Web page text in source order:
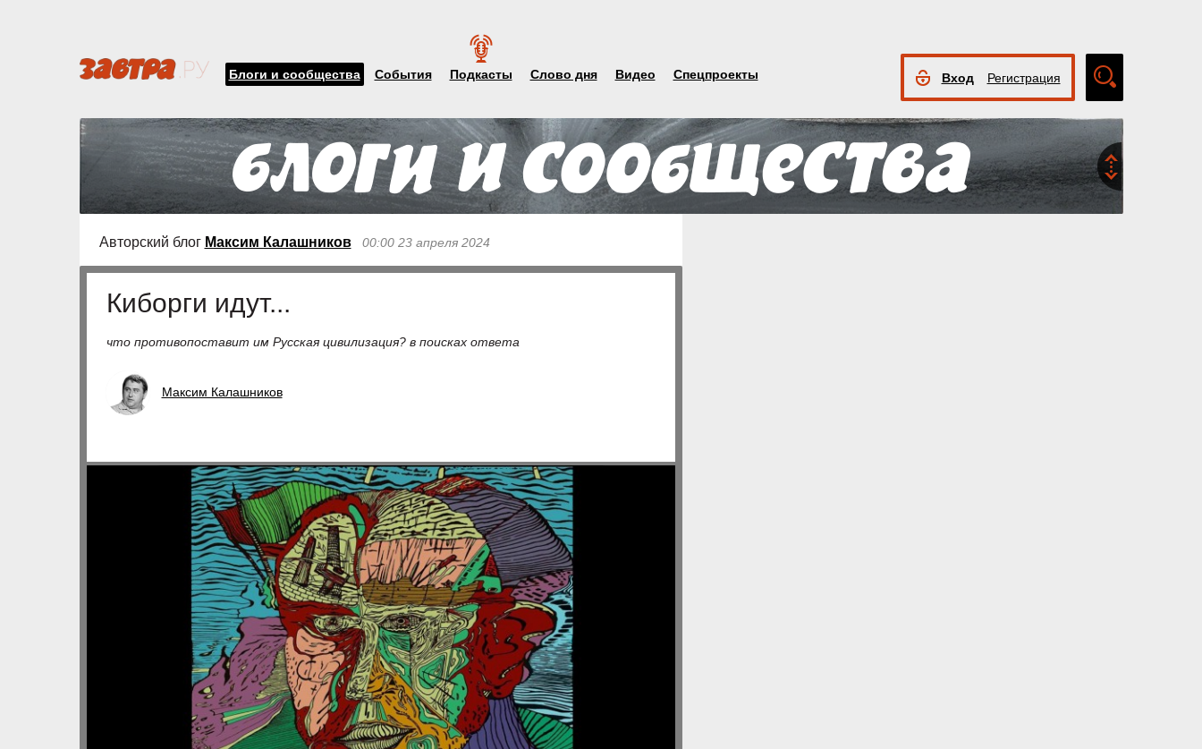
Блоги и сообщества События Подкасты Слово дня Видео Спецпроекты Вход Регистрация
поиск
Авторский блог Максим Калашников 00:00 23 апреля 2024
Киборги идут...
что противопоставит им Русская цивилизация? в поисках ответа
Максим Калашников